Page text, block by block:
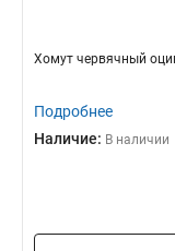
Хомут червячный
Подробнее
Наличие: В наличии